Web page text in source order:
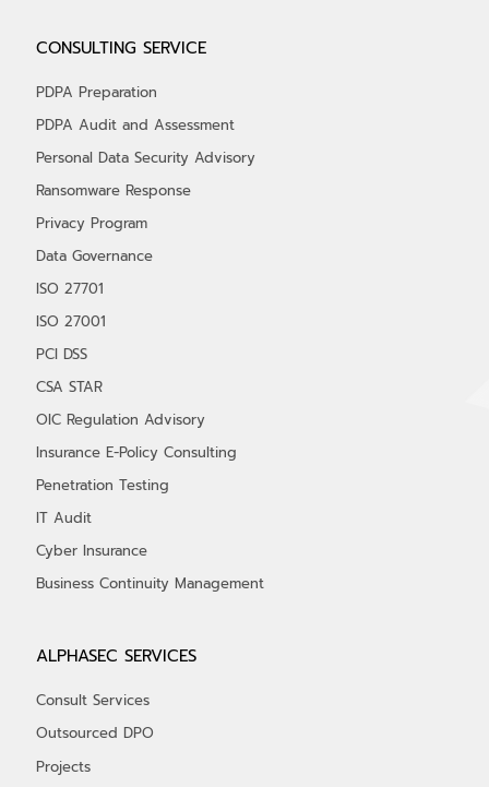
Industry Data Security Standard
CONSULTING SERVICE
PDPA Preparation
PDPA Audit and Assessment
Personal Data Security Advisory
Ransomware Response
Privacy Program
Data Governance
ISO 27701
ISO 27001
PCI DSS
CSA STAR
OIC Regulation Advisory
Insurance E-Policy Consulting
Penetration Testing
IT Audit
Cyber Insurance
Business Continuity Management
ALPHASEC SERVICES
Consult Services
Outsourced DPO
Projects